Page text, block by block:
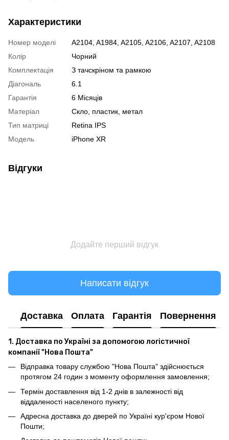
Характеристики
Номер моделі
A2104, A1984, A2105, A2106, A2107, A2108
Колір
Чорний
Комплектація
З тачскріном та рамкою
Діагональ
6.1
Гарантія
6 Місяців
Матеріал
Скло, пластик, метал
Тип матриці
Retina IPS
Модель
iPhone XR
Відгуки
Додайте перший відгук
Написати відгук
Доставка Оплата Гарантія Повернення
1. Доставка по Україні за допомогою логістичної
компанії "Нова Пошта"
Відправка товару службою "Нова Пошта" здійснюється
протягом 24 годин з моменту оформлення замовлення;
Термін доставлення від 1-2 днів в залежності від
віддаленості населеного пункту;
Адресна доставка до дверей по Україні кур'єром Нової
Пошти;